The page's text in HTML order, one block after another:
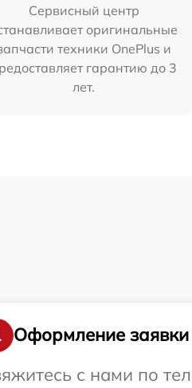
Сервисный центр
оригинальные
техники OnePlus и
гарантию до 3
лет.
Оформление заявки
с нами по